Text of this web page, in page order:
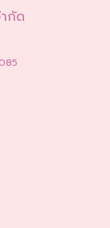
กัด